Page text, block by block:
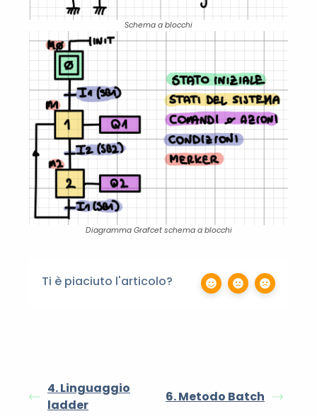
Schema a blocchi
Diagramma Grafcet schema a blocchi
Ti è piaciuto l'articolo?
4. Linguaggio
ladder
6. Metodo Batch